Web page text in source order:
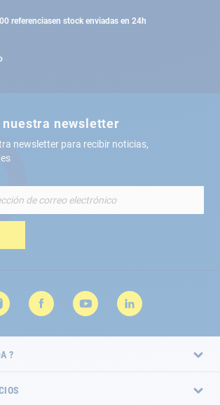
referenciasen stock enviadas en 24h
newsletter
newsletter para recibir noticias,
?